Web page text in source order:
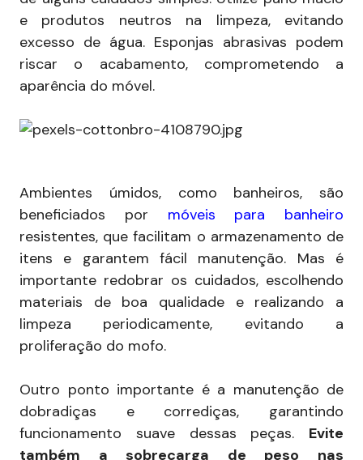
e produtos neutros na limpeza, evitando
excesso de água. Esponjas abrasivas podem
riscar o acabamento, comprometendo a
aparência do móvel.
Ambientes úmidos, como banheiros, são
beneficiados por móveis para banheiro
resistentes, que facilitam o armazenamento de
itens e garantem fácil manutenção. Mas é
importante redobrar os cuidados, escolhendo
materiais de boa qualidade e realizando a
limpeza periodicamente, evitando a
proliferação do mofo.
Outro ponto importante é a manutenção de
dobradiças e corrediças, garantindo
funcionamento suave dessas peças. Evite
também a sobrecarga de peso nas